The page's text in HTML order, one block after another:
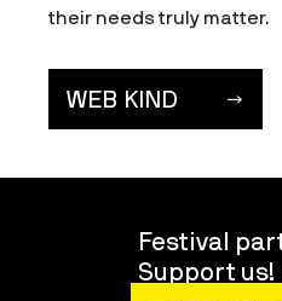
their needs truly matter.
WEB KIND
Festival
Support us!